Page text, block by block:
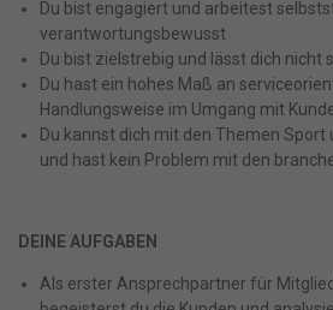
Du bist engagiert und arbeitest
verantwortungsbewusst
Du bist zielstrebig und lässt dich nicht
Du hast ein hohes Maß an
Handlungsweise im Umgang mit
Du kannst dich mit den Themen
und hast kein Problem mit den
DEINE AUFGABEN
Als erster Ansprechpartner für